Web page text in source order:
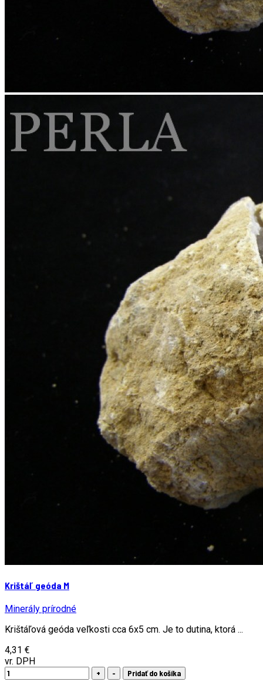
Krištáľ geóda M
Minerály prírodné
Krištáľová geóda veľkosti cca 6x5 cm. Je to dutina, ktorá ...
4,31 €
vr. DPH